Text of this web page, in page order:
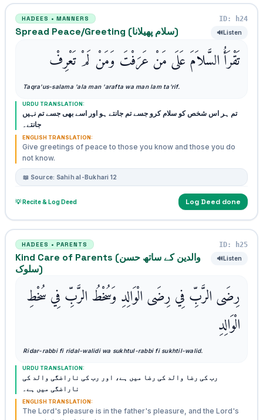
HADEES • MANNERS ID: h24
Spread Peace/Greeting (سلام پھیلانا) 🔊Listen
تَقْرَأُ السَّلاَمَ عَلَى مَنْ عَرَفْتَ وَمَنْ لَمْ تَعْرِفْ
Taqra'us-salama 'ala man 'arafta wa man lam ta'rif.
URDU TRANSLATION:
تم ہر اس شخص کو سلام کرو جسے تم جانتے ہو اور اسے بھی جسے تم نہیں
جانتے۔
ENGLISH TRANSLATION:
Give greetings of peace to those you know and those you do
not know.
📖 Source: Sahih al-Bukhari 12
💡 Recite & Log Deed Log Deed done
HADEES • PARENTS ID: h25
Kind Care of Parents (والدین کے ساتھ حسن
سلوک)
🔊Listen
رِضَى الرَّبِّ فِي رِضَى الْوَالِدِ وَسُخْطُ الرَّبِّ فِي سُخْطِ
الْوَالِدِ
Ridar-rabbi fi ridal-walidi wa sukhtul-rabbi fi sukhtil-walid.
URDU TRANSLATION:
رب کی رضا والد کی رضا میں ہے، اور رب کی ناراضگی والد کی
ناراضگی میں ہے۔
ENGLISH TRANSLATION:
The Lord's pleasure is in the father's pleasure, and the Lord's